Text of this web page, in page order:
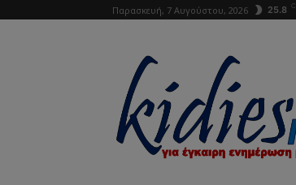
Παρασκευή, 7 Αυγούστου, 2026 25.8 C